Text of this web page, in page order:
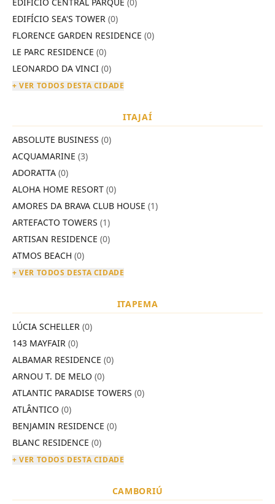
EDIFÍCIO SEA'S TOWER (0)
FLORENCE GARDEN RESIDENCE (0)
LE PARC RESIDENCE (0)
LEONARDO DA VINCI (0)
+ VER TODOS DESTA CIDADE
ITAJAÍ
ABSOLUTE BUSINESS (0)
ACQUAMARINE (3)
ADORATTA (0)
ALOHA HOME RESORT (0)
AMORES DA BRAVA CLUB HOUSE (1)
ARTEFACTO TOWERS (1)
ARTISAN RESIDENCE (0)
ATMOS BEACH (0)
+ VER TODOS DESTA CIDADE
ITAPEMA
LÚCIA SCHELLER (0)
143 MAYFAIR (0)
ALBAMAR RESIDENCE (0)
ARNOU T. DE MELO (0)
ATLANTIC PARADISE TOWERS (0)
ATLÂNTICO (0)
BENJAMIN RESIDENCE (0)
BLANC RESIDENCE (0)
+ VER TODOS DESTA CIDADE
CAMBORIÚ